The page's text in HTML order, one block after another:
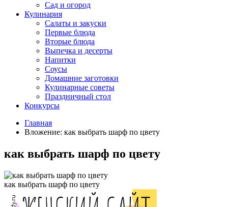
Сад и огород
Кулинария
Салаты и закуски
Первые блюда
Вторые блюда
Выпечка и десерты
Напитки
Соусы
Домашние заготовки
Кулинарные советы
Праздничный стол
Конкурсы
Главная
Вложение: как выбрать шарф по цвету
как выбрать шарф по цвету
как выбрать шарф по цвету